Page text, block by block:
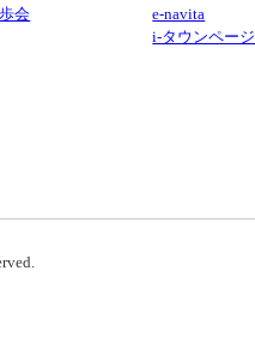
会
e-navita
i-タウンページ